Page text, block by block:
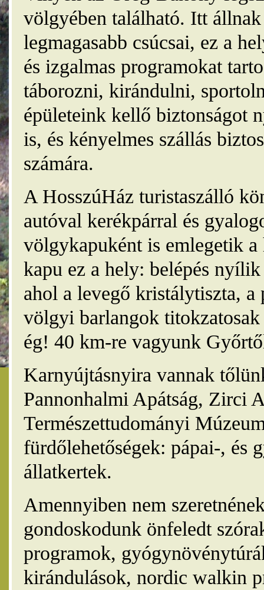
völgyében található. Itt
legmagasabb csúcsai, ez a
és izgalmas programokat
táborozni, kirándulni,
épületeink kellő biztonságot
is, és kényelmes szállás
számára.
A HosszúHáz turistaszálló
autóval kerékpárral és
völgykapuként is emlegetik
kapu ez a hely: belépés
ahol a levegő kristálytiszta, a
völgyi barlangok
ég! 40 km-re vagyunk
Karnyújtásnyira vannak
Pannonhalmi Apátság, Zirci
Természettudományi
fürdőlehetőségek: pápai-, és
állatkertek.
Amennyiben nem
gondoskodunk önfeledt
programok,
kirándulások, nordic walkin